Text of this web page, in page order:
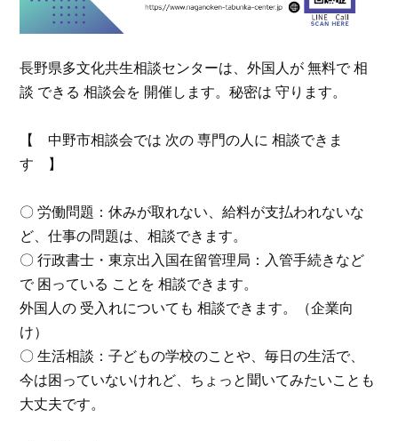
長野県多文化共生相談センターは、外国人が 無料で 相
談 できる 相談会を 開催します。秘密は 守ります。
【 中野市相談会では 次の 専門の人に 相談できま
す 】
〇 労働問題：休みが取れない、給料が支払われないな
ど、仕事の問題は、相談できます。
〇 行政書士・東京出入国在留管理局：入管手続きなど
で 困っている ことを 相談できます。
外国人の 受入れについても 相談できます。（企業向
け）
〇 生活相談：子どもの学校のことや、毎日の生活で、
今は困っていないけれど、ちょっと聞いてみたいことも
大丈夫です。